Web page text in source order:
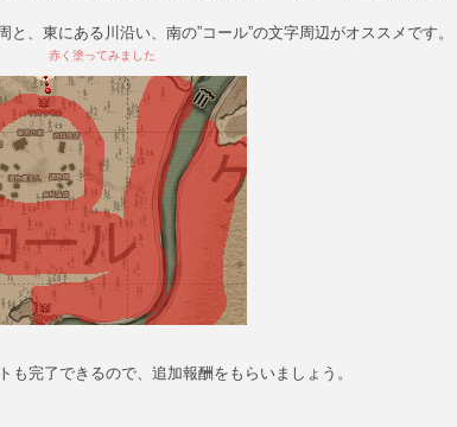
、東にある川沿い、南の”コール”の文字周辺がオススメです。
赤く塗ってみました
も完了できるので、追加報酬をもらいましょう。